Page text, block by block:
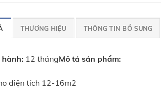
THƯƠNG HIỆU THÔNG TIN BỔ SUNG
hành:12 thángMô tả sản phẩm:
diện tích 12-16m2